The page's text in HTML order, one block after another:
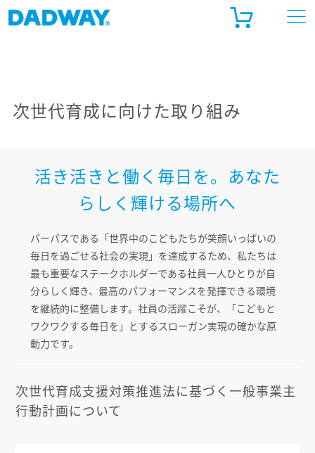
ゴベビー公式 オンラインストア
ショッピング
次世代育成に向けた取り組み
活き活きと働く毎日を。あなた
らしく輝ける場所へ
パーパスである「世界中のこどもたちが笑顔いっぱいの
毎日を過ごせる社会の実現」を達成するため、私たちは
最も重要なステークホルダーである社員一人ひとりが自
分らしく輝き、最高のパフォーマンスを発揮できる環境
を継続的に整備します。社員の活躍こそが、「こどもと
ワクワクする毎日を」とするスローガン実現の確かな原
動力です。
次世代育成支援対策推進法に基づく一般事業主
行動計画について